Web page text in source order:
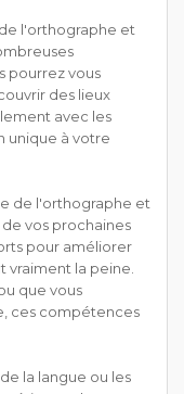
l'orthographe et
pourrez vous
des lieux
avec les
unique à votre
de l'orthographe et
vos prochaines
pour améliorer
vraiment la peine.
que vous
ces compétences
la langue ou les